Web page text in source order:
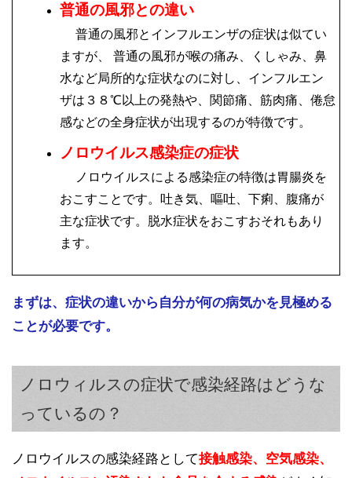
普通の風邪との違い
普通の風邪とインフルエンザの症状は似てい
ますが、 普通の風邪が喉の痛み、くしゃみ、鼻
水など局所的な症状なのに対し、インフルエン
ザは３８℃以上の発熱や、関節痛、筋肉痛、倦怠
感などの全身症状が出現するのが特徴です。
ノロウイルス感染症の症状
ノロウイルスによる感染症の特徴は胃腸炎を
おこすことです。吐き気、嘔吐、下痢、腹痛が
主な症状です。脱水症状をおこすおそれもあり
ます。
まずは、症状の違いから自分が何の病気かを見極める
ことが必要です。
ノロウィルスの症状で感染経路はどうな
っているの？
ノロウイルスの感染経路として接触感染、空気感染、